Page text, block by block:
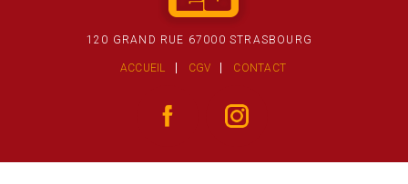
120 GRAND RUE 67000 STRASBOURG
ACCUEIL CGV CONTACT